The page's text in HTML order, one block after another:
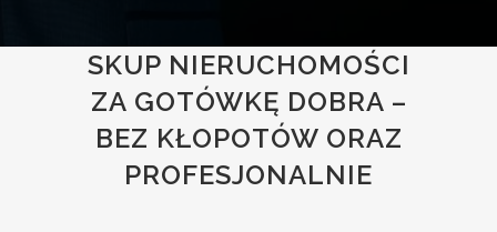
SKUP NIERUCHOMOŚCI
ZA GOTÓWKĘ DOBRA –
BEZ KŁOPOTÓW ORAZ
PROFESJONALNIE